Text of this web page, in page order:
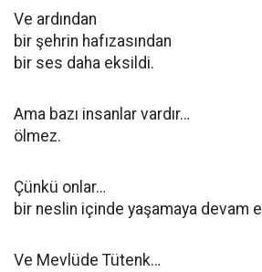
Ve ardından
bir şehrin hafızasından
bir ses daha eksildi.
Ama bazı insanlar vardır…
ölmez.
Çünkü onlar…
bir neslin içinde yaşamaya devam
Ve Mevlüde Tütenk…